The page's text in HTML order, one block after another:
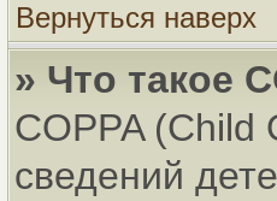
Вернуться наверх
» Что такое
COPPA (Child
сведений